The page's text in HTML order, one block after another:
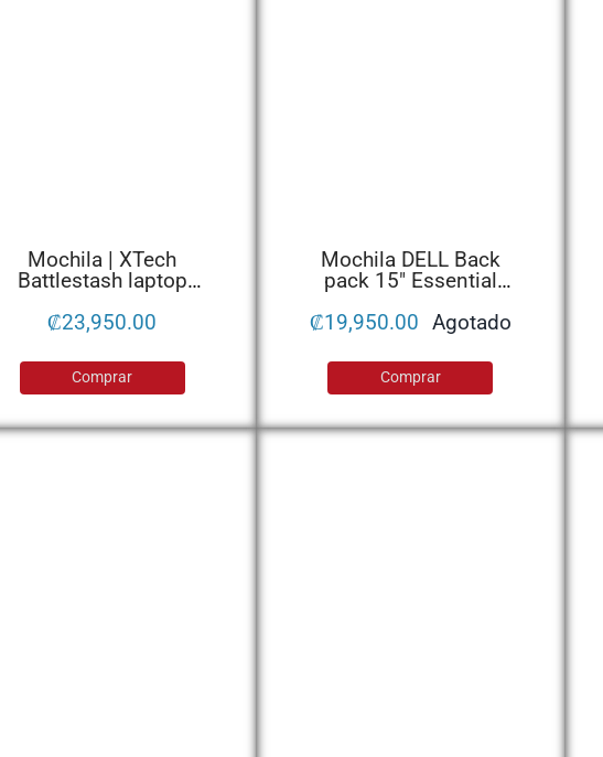
Mochila | XTech
Battlestash laptop
BLACK XTB-508
₡23,950.00
Comprar
Mochila DELL Back
pack 15″ Essential
₡19,950.00 Agotado
Comprar